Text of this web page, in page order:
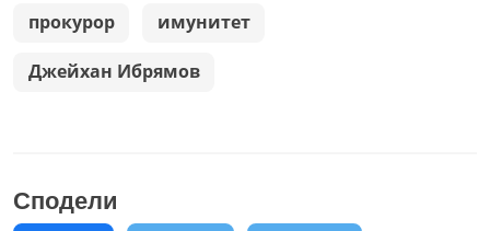
прокурор имунитет
Джейхан Ибрямов
Сподели